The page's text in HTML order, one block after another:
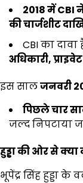
2018मेंCBI
की चार्जशीट
CBI का
अधिकारी,
इस सालजनवरी
पिछले चार
जल्द निपटाया
हुड्डा की ओर से क्या
भूपेंद्र सिंह हुड्डा के